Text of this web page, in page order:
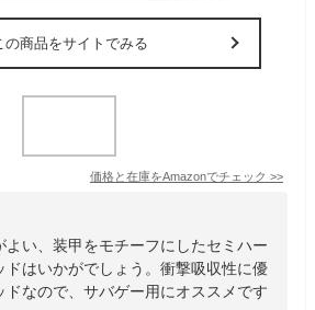
の商品をサイトでみる
価格と在庫をAmazonでチェック >>
よい、装甲をモチーフにしたセミハー
ドはいかがでしょう。衝撃吸収性に優
ドなので、サバゲー用にオススメです